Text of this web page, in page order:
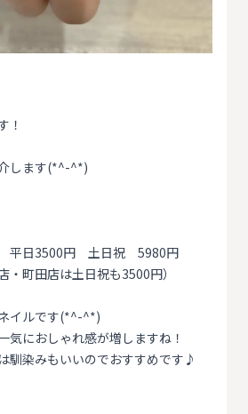
！
します(*^-^*)
平日3500円 土日祝 5980円
・町田店は土日祝も3500円）
イルです(*^-^*)
気におしゃれ感が増しますね！
馴染みもいいのでおすすめです♪